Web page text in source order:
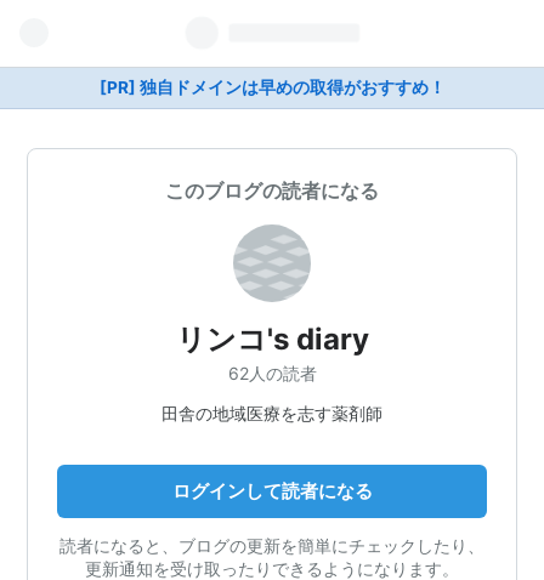
[PR] 独自ドメインは早めの取得がおすすめ！
このブログの読者になる
リンコ's diary
62人の読者
田舎の地域医療を志す薬剤師
ログインして読者になる
読者になると、ブログの更新を簡単にチェックしたり、
更新通知を受け取ったりできるようになります。